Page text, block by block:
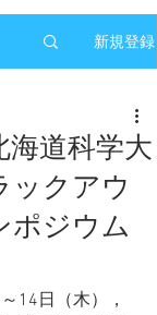
新規登録
道科学大
ックアウ
ポジウム
14日（木），